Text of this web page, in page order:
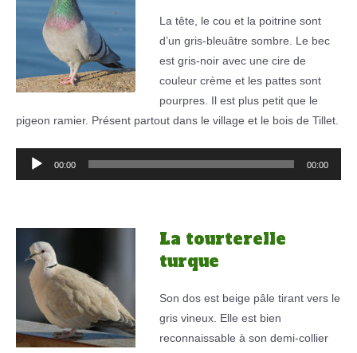
La tête, le cou et la poitrine sont
d’un gris-bleuâtre sombre. Le bec
est gris-noir avec une cire de
couleur crème et les pattes sont
pourpres. Il est plus petit que le
pigeon ramier. Présent partout dans le village et le bois de Tillet.
Lecteur
00:00 00:00
La tourterelle
turque
Son dos est beige pâle tirant vers le
gris vineux. Elle est bien
reconnaissable à son demi-collier